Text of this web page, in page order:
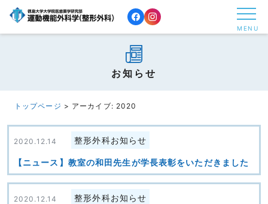
へ
る
MENU
お知らせ
トップページ > アーカイブ: 2020
2020.12.14 整形外科お知らせ
【ニュース】教室の和田先生が学長表彰をいただきました
2020.12.14 整形外科お知らせ